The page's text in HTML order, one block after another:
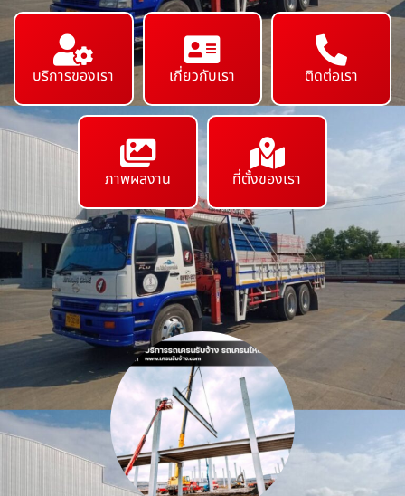
บริการของเรา เกี่ยวกับเรา ติดต่อเรา
ภาพผลงาน ที่ตั้งของเรา